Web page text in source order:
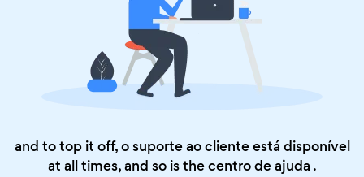
and to top it off, o suporte ao cliente está disponível
at all times, and so is thecentro de ajuda .